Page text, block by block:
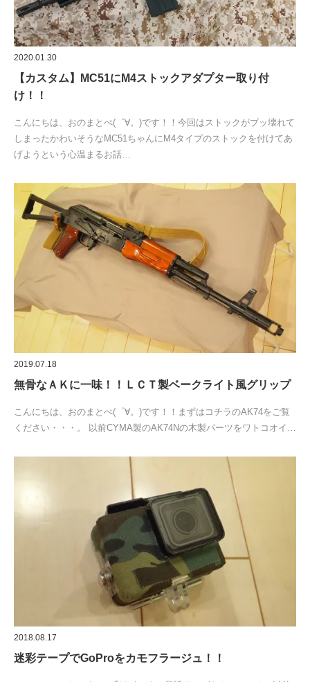
2020.01.30
【カスタム】MC51にM4ストックアダプター取り付
け！！
こんにちは、おのまとぺ(゜∀。)です！！今回はストックがブッ壊れて
しまったかわいそうなMC51ちゃんにM4タイプのストックを付けてあ
げようという心温まるお話…
2019.07.18
無骨なＡＫに一味！！ＬＣＴ製ベークライト風グリップ
こんにちは、おのまとぺ(゜∀。)です！！まずはコチラのAK74をご覧
ください・・・。 以前CYMA製のAK74Nの木製パーツをワトコオイ…
2018.08.17
迷彩テープでGoProをカモフラージュ！！